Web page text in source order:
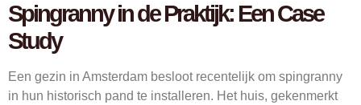
Spingranny in de Praktijk: Een Case
Study
Een gezin in Amsterdam besloot recentelijk om spingranny
in hun historisch pand te installeren. Het huis, gekenmerkt